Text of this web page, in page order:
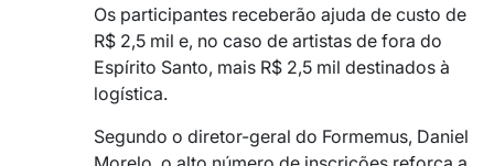
Os participantes receberão ajuda de custo de
R$ 2,5 mil e, no caso de artistas de fora do
Espírito Santo, mais R$ 2,5 mil destinados à
logística.
Segundo o diretor-geral do Formemus, Daniel